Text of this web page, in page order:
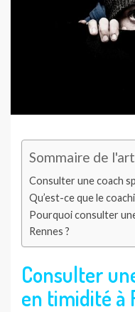
Sommaire de
Consulter une coach
Qu’est-ce que le
Pourquoi consulter
Rennes ?
Consulter
en timidité à